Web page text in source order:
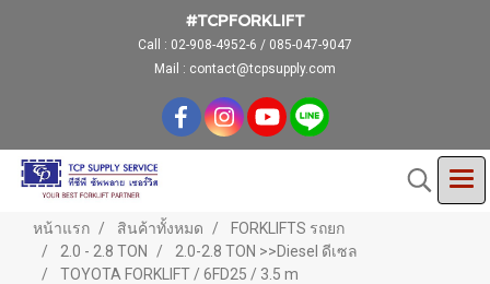
#TCPFORKLIFT
Call : 02-908-4952-6 / 085-047-9047
Mail : contact@tcpsupply.com
หน้าแรก สินค้าทั้งหมด
FORKLIFTS รถยก
2.0 - 2.8 TON
2.0-2.8 TON >>Diesel ดีเซล
TOYOTA FORKLIFT / 6FD25 / 3.5 m